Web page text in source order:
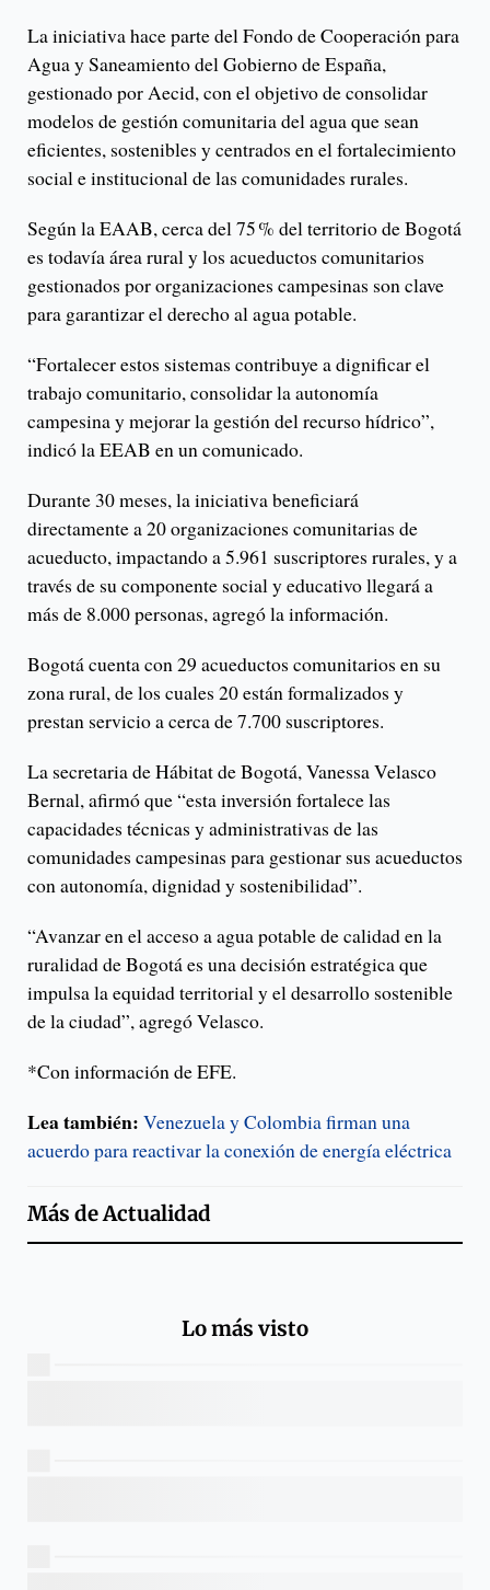
La iniciativa hace parte del Fondo de Cooperación para
Agua y Saneamiento del Gobierno de España,
gestionado por Aecid, con el objetivo de consolidar
modelos de gestión comunitaria del agua que sean
eficientes, sostenibles y centrados en el fortalecimiento
social e institucional de las comunidades rurales.
Según la EAAB, cerca del 75 % del territorio de Bogotá
es todavía área rural y los acueductos comunitarios
gestionados por organizaciones campesinas son clave
para garantizar el derecho al agua potable.
“Fortalecer estos sistemas contribuye a dignificar el
trabajo comunitario, consolidar la autonomía
campesina y mejorar la gestión del recurso hídrico”,
indicó la EEAB en un comunicado.
Durante 30 meses, la iniciativa beneficiará
directamente a 20 organizaciones comunitarias de
acueducto, impactando a 5.961 suscriptores rurales, y a
través de su componente social y educativo llegará a
más de 8.000 personas, agregó la información.
Bogotá cuenta con 29 acueductos comunitarios en su
zona rural, de los cuales 20 están formalizados y
prestan servicio a cerca de 7.700 suscriptores.
La secretaria de Hábitat de Bogotá, Vanessa Velasco
Bernal, afirmó que “esta inversión fortalece las
capacidades técnicas y administrativas de las
comunidades campesinas para gestionar sus acueductos
con autonomía, dignidad y sostenibilidad”.
“Avanzar en el acceso a agua potable de calidad en la
ruralidad de Bogotá es una decisión estratégica que
impulsa la equidad territorial y el desarrollo sostenible
de la ciudad”, agregó Velasco.
*Con información de EFE.
Lea también: Venezuela y Colombia firman una
acuerdo para reactivar la conexión de energía eléctrica
Más deActualidad
Lo más visto